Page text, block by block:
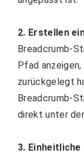
2. Erstellen
Breadcrumb-
Pfad
zurückgelegt
Breadcrumb-
direkt unter
3.